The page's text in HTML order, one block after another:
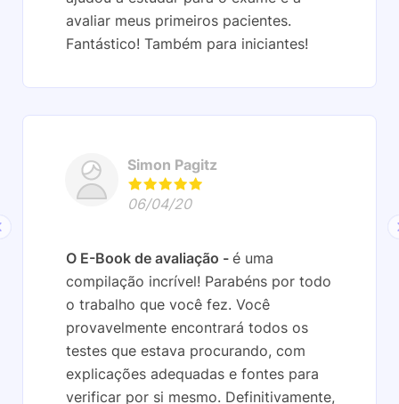
avaliar meus primeiros pacientes.
Fantástico! Também para iniciantes!
Simon Pagitz
06/04/20
O E-Book de avaliação
é uma
compilação incrível! Parabéns por todo
o trabalho que você fez. Você
provavelmente encontrará todos os
testes que estava procurando, com
explicações adequadas e fontes para
verificar por si mesmo. Definitivamente,